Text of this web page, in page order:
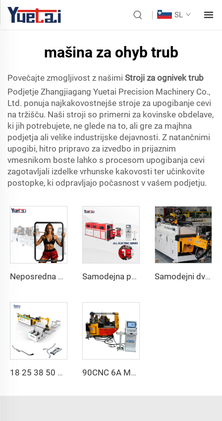
SL
mašina za ohyb trub
Povečajte zmogljivost z našimi Stroji za ognivek trub
Podjetje Zhangjiagang Yuetai Precision Machinery Co.,
Ltd. ponuja najkakovostnejše stroje za upogibanje cevi
na tržišču. Naši stroji so primerni za kovinske obdelave,
ki jih potrebujete, ne glede na to, ali gre za majhna
podjetja ali velike industrijske dejavnosti. Z natančnimi
upogibi, hitro pripravo za izvedbo in prijaznim
vmesnikom boste lahko s procesom upogibanja cevi
zagotavljali izdelke vrhunske kakovosti ter učinkovite
postopke, ki odpravljajo počasnost v vašem podjetju.
Neposredna prodaja s tovarne Dvojna glava Samodejni hidravlični upogibni stroj za cevi Cevi iz ogljikove jeklene cevi Stroj za upogibanje cevi Samodejna popolnoma električna rotacijska dvosmerna CNC serija strojev za upogibanje kovinskih cevi in cevovodov Samodejni dvoročni upogibni stroj za cevi CNC Hkrati dvosmerne oblikovanje sistema za izpuh in ograje Upogibni stroj za cevi
18 25 38 50 CNC 4A 2S Avtomatska strojna orodna mašina za upogibanje cevi in stroj za oblikovanje cevi Cena s potiskanjem 1 palec 2 palca 3 palci Linija 90CNC 6A MS CNC cevni upogibni stroj železna cev kvadratna cev Stroj za upogibanje z motorjem za aluminij in nehr rustično jeklo bakrene cevi